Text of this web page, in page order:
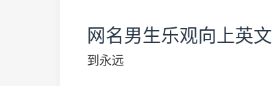
网名男生乐观向上英文
到永远